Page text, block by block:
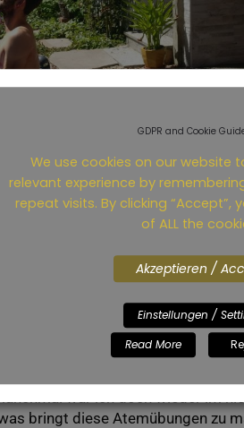
der Stunde auch vorhanden. Los
auf den eigenen Körper und sich
unter anderem durch das
formulieren möchte), damit der
war ich doch wieder im
bringt diese Atemübungen zu
GDPR and Cookie
We use cookies on our website
relevant experience by
repeat visits. By clicking “Accept”,
of ALL the
Akzeptieren /
Einstellungen /
Read More